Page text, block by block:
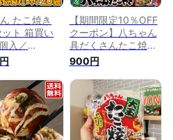
たこ焼き
ト 箱買い
入／
［冷凍たこ
食品 おつ
ール 惣菜 九
通販 はっち
焼き たこ
凍 八ちゃん
無料］
【期間限定10％OFF
クーポン】八ちゃん
具だくさんたこ焼
（20個入／400g）
［冷凍たこ焼き 冷凍
食品 おつまみ ビー
ル 惣菜 九州 国産 通
販 はっちゃん たこ
焼き たこやき 冷凍
八ちゃん堂］
900円